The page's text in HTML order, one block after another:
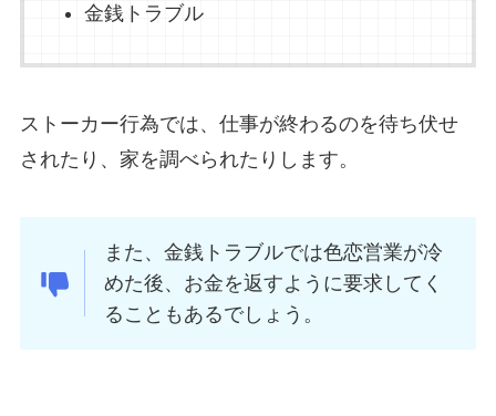
金銭トラブル
ストーカー行為では、仕事が終わるのを待ち伏せ
されたり、家を調べられたりします。
また、金銭トラブルでは色恋営業が冷
めた後、お金を返すように要求してく
ることもあるでしょう。